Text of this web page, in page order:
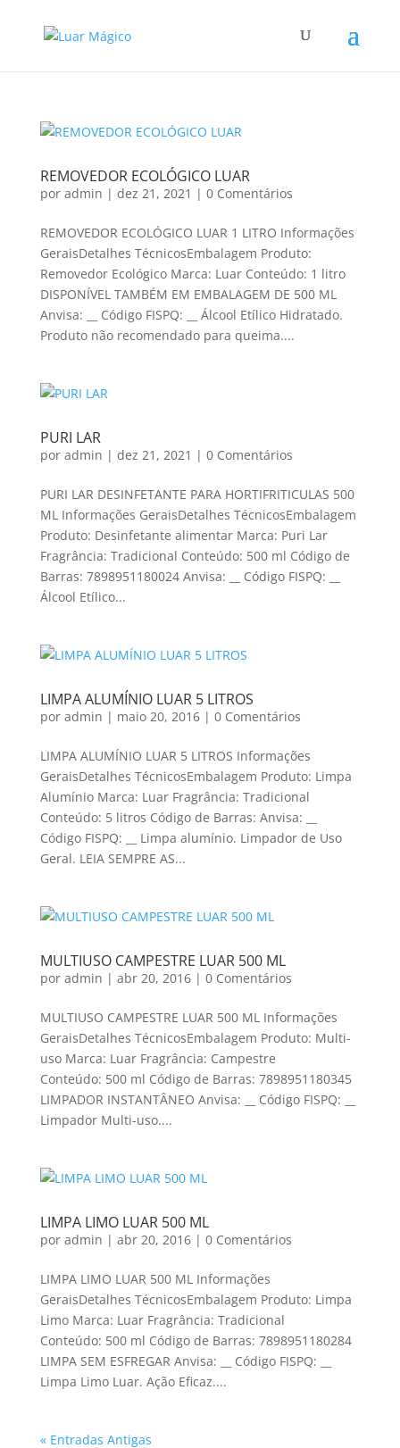
REMOVEDOR ECOLÓGICO LUAR
por admin | dez 21, 2021 | 0 Comentários
REMOVEDOR ECOLÓGICO LUAR 1 LITRO Informações
GeraisDetalhes TécnicosEmbalagem Produto:
Removedor Ecológico Marca: Luar Conteúdo: 1 litro
DISPONÍVEL TAMBÉM EM EMBALAGEM DE 500 ML
Anvisa: __ Código FISPQ: __ Álcool Etílico Hidratado.
Produto não recomendado para queima....
PURI LAR
por admin | dez 21, 2021 | 0 Comentários
PURI LAR DESINFETANTE PARA HORTIFRITICULAS 500
ML Informações GeraisDetalhes TécnicosEmbalagem
Produto: Desinfetante alimentar Marca: Puri Lar
Fragrância: Tradicional Conteúdo: 500 ml Código de
Barras: 7898951180024 Anvisa: __ Código FISPQ: __
Álcool Etílico...
LIMPA ALUMÍNIO LUAR 5 LITROS
por admin | maio 20, 2016| 0 Comentários
LIMPA ALUMÍNIO LUAR 5 LITROS Informações
GeraisDetalhes TécnicosEmbalagem Produto: Limpa
Alumínio Marca: Luar Fragrância: Tradicional
Conteúdo: 5 litros Código de Barras: Anvisa: __
Código FISPQ: __ Limpa alumínio. Limpador de Uso
Geral. LEIA SEMPRE AS...
MULTIUSO CAMPESTRE LUAR 500 ML
por admin | abr 20, 2016| 0 Comentários
MULTIUSO CAMPESTRE LUAR 500 ML Informações
GeraisDetalhes TécnicosEmbalagem Produto: Multi-
uso Marca: Luar Fragrância: Campestre
Conteúdo: 500 ml Código de Barras: 7898951180345
LIMPADOR INSTANTÂNEO Anvisa: __ Código FISPQ: __
Limpador Multi-uso....
LIMPA LIMO LUAR 500 ML
por admin | abr 20, 2016| 0 Comentários
LIMPA LIMO LUAR 500 ML Informações
GeraisDetalhes TécnicosEmbalagem Produto: Limpa
Limo Marca: Luar Fragrância: Tradicional
Conteúdo: 500 ml Código de Barras: 7898951180284
LIMPA SEM ESFREGAR Anvisa: __ Código FISPQ: __
Limpa Limo Luar. Ação Eficaz....
« Entradas Antigas